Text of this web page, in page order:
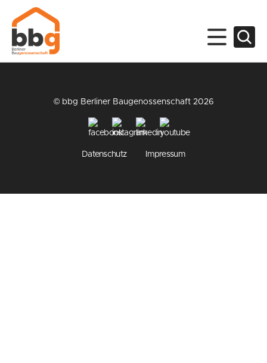
© bbg Berliner Baugenossenschaft 2026
Datenschutz Impressum